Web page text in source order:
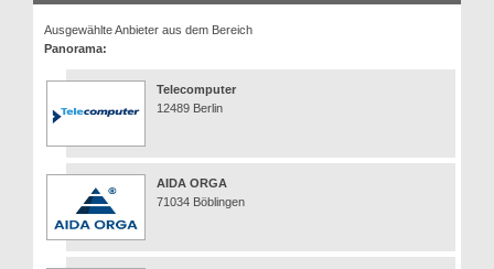
Ausgewählte Anbieter aus dem Bereich
Panorama:
Telecomputer
12489 Berlin
AIDA ORGA
71034 Böblingen